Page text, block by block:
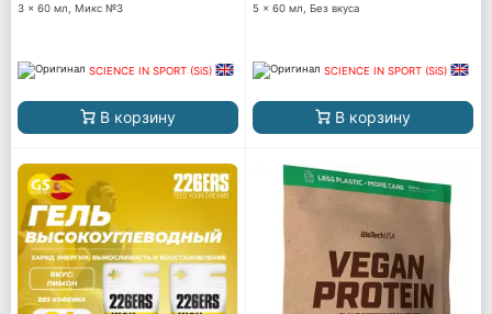
3 x 60 мл, Микс №3
SCIENCE IN SPORT (SiS)
В корзину
5 x 60 мл, Без вкуса
SCIENCE IN SPORT (SiS)
В корзину